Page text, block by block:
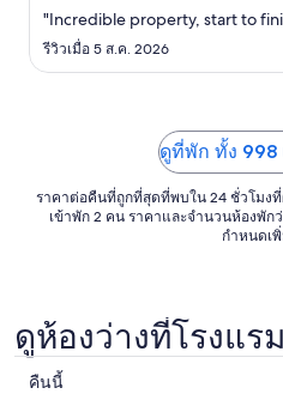
"Incredible property, start to
รีวิวเมื่อ 5 ส.ค. 2026
ดูที่พัก ทั้ง 998
ราคาต่อคืนที่ถูกที่สุดที่พบใน 24 ชั่วโมงที่
เข้าพัก 2 คน ราคาและจำนวนห้องพัก
กำหนดเ
ดูห้องว่างที่โรงแร
ดูรา
คืนนี้